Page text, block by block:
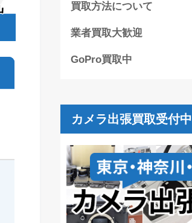
買取方法について
業者買取大歓迎
GoPro買取中
カメラ出張買取受付中